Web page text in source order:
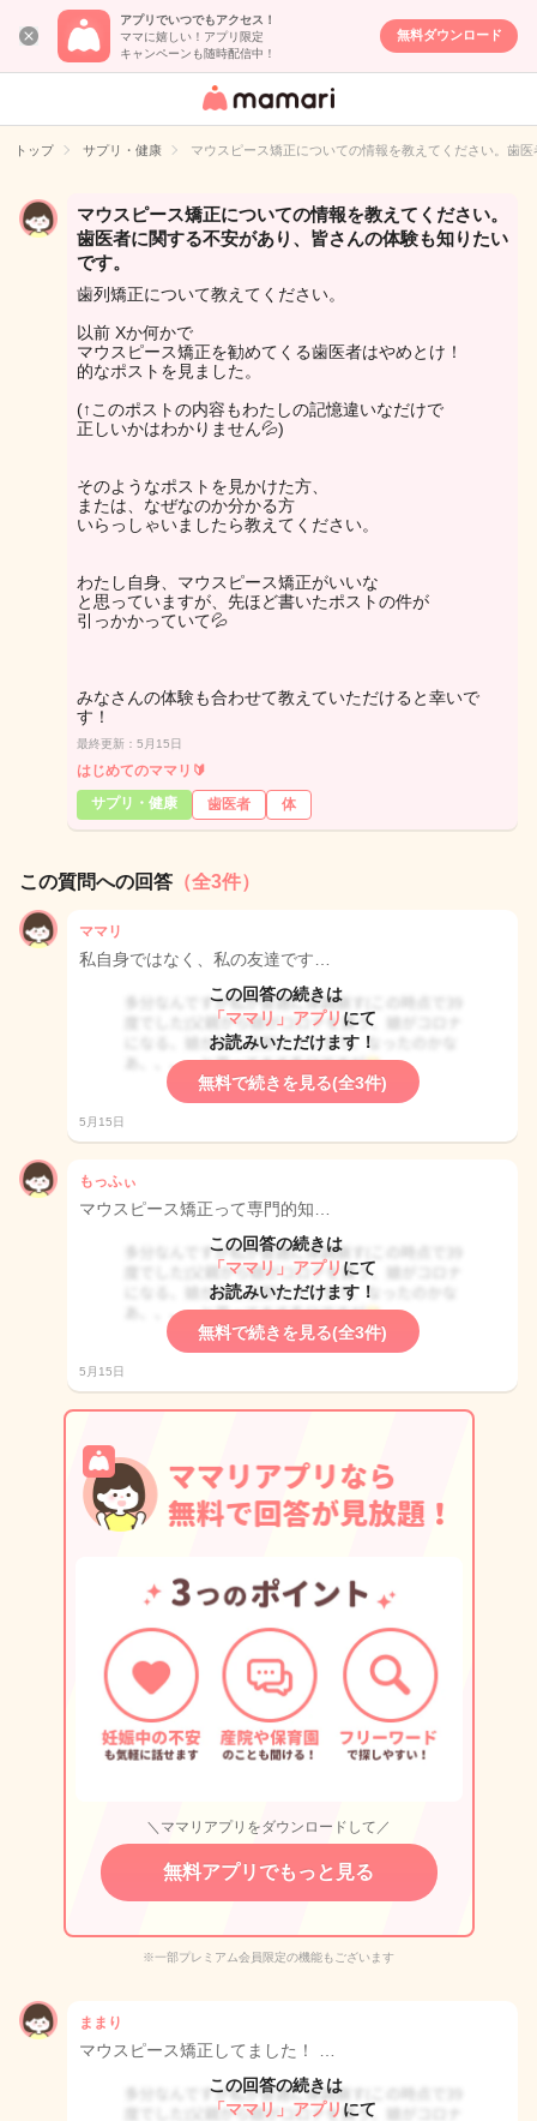
アプリでいつでもアクセス！
ママに嬉しい！アプリ限定
キャンペーンも随時配信中！
無料ダウンロード
女性専用匿名QA
イト
トップ サプリ・健康 マウスピース矯正についての情報を教えてください。歯
マウスピース矯正についての情報を教えてください。
歯医者に関する不安があり、皆さんの体験も知りたい
です。
歯列矯正について教えてください。
以前 Xか何かで
マウスピース矯正を勧めてくる歯医者はやめとけ！
的なポストを見ました。
(↑このポストの内容もわたしの記憶違いなだけで
正しいかはわかりません💦)
そのようなポストを見かけた方、
または、なぜなのか分かる方
いらっしゃいましたら教えてください。
わたし自身、マウスピース矯正がいいな
と思っていますが、先ほど書いたポストの件が
引っかかっていて💦
みなさんの体験も合わせて教えていただけると幸いで
す！
最終更新：5月15日
はじめてのママリ🔰
サプリ・健康
歯医者 体
この質問への回答 （全3件）
ママリ
私自身ではなく、私の友達です…
この回答の続きは
「ママリ」アプリ にて
お読みいただけます！
無料で続きを見る(全3件)
5月15日
もっふぃ
マウスピース矯正って専門的知…
この回答の続きは
「ママリ」アプリ にて
お読みいただけます！
無料で続きを見る(全3件)
5月15日
＼ママリアプリをダウンロードして／
無料アプリでもっと見る
※一部プレミアム会員限定の機能もございます
ままり
マウスピース矯正してました！ …
この回答の続きは
「ママリ」アプリ にて